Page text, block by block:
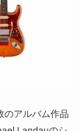
のアルバム作品